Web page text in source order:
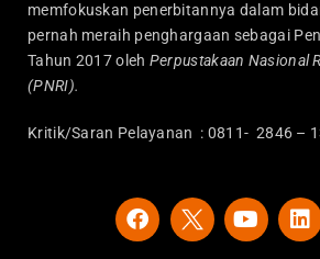
memfokuskan penerbitannya dalam
pernah meraih penghargaan sebagai
Tahun 2017 oleh Perpustakaan Nasional
(PNRI).
Kritik/Saran Pelayanan : 0811- 2846 –
F
a
Y
o
L
i